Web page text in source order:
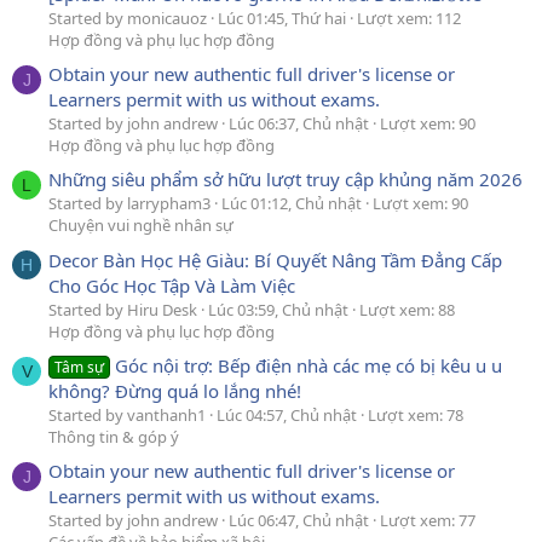
Started by monicauoz Lúc 01:45, Thứ hai Lượt xem: 112
Hợp đồng và phụ lục hợp đồng
J
Obtain your new authentic full driver's license or
Learners permit with us without exams.
Started by john andrew Lúc 06:37, Chủ nhật Lượt xem: 90
Hợp đồng và phụ lục hợp đồng
L Những siêu phẩm sở hữu lượt truy cập khủng năm 2026
Started by larrypham3 Lúc 01:12, Chủ nhật Lượt xem: 90
Chuyện vui nghề nhân sự
H
Decor Bàn Học Hệ Giàu: Bí Quyết Nâng Tầm Đẳng Cấp
Cho Góc Học Tập Và Làm Việc
Started by Hiru Desk Lúc 03:59, Chủ nhật Lượt xem: 88
Hợp đồng và phụ lục hợp đồng
V Tâm sự Góc nội trợ: Bếp điện nhà các mẹ có bị kêu u u
không? Đừng quá lo lắng nhé!
Started by vanthanh1 Lúc 04:57, Chủ nhật Lượt xem: 78
Thông tin & góp ý
J
Obtain your new authentic full driver's license or
Learners permit with us without exams.
Started by john andrew Lúc 06:47, Chủ nhật Lượt xem: 77